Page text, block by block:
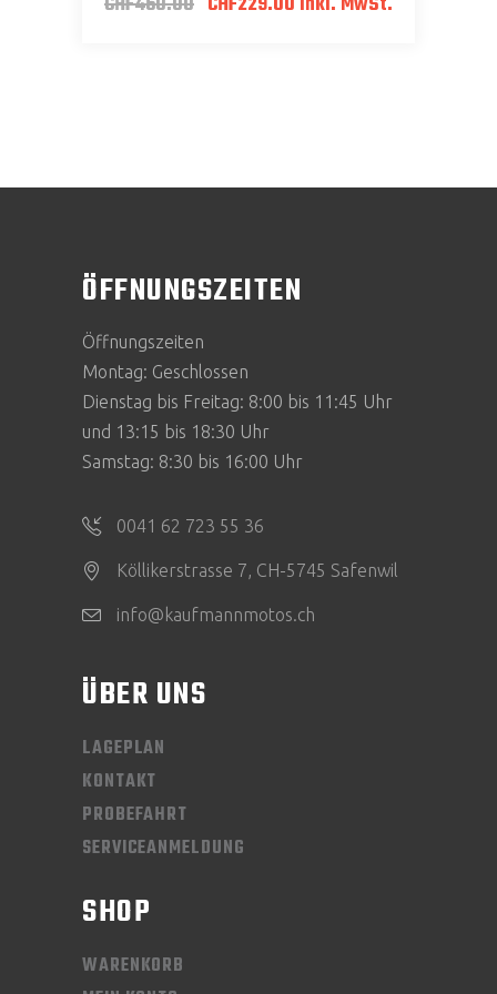
ÖFFNUNGSZEITEN
Öffnungszeiten
Montag: Geschlossen
Dienstag bis Freitag: 8:00 bis 11:45 Uhr
und 13:15 bis 18:30 Uhr
Samstag: 8:30 bis 16:00 Uhr
0041 62 723 55 36
Köllikerstrasse 7, CH-5745 Safenwil
info@kaufmannmotos.ch
ÜBER UNS
LAGEPLAN
KONTAKT
PROBEFAHRT
SERVICEANMELDUNG
SHOP
WARENKORB